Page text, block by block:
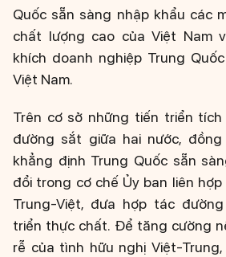
Quốc sẵn sàng nhập khẩu các
chất lượng cao của Việt Nam
khích doanh nghiệp Trung
Việt Nam.
Trên cơ sở những tiến triển
đường sắt giữa hai nước,
khẳng định Trung Quốc sẵn
đổi trong cơ chế Ủy ban liên
Trung-Việt, đưa hợp tác
triển thực chất. Để tăng cường
rễ của tình hữu nghị Việt-